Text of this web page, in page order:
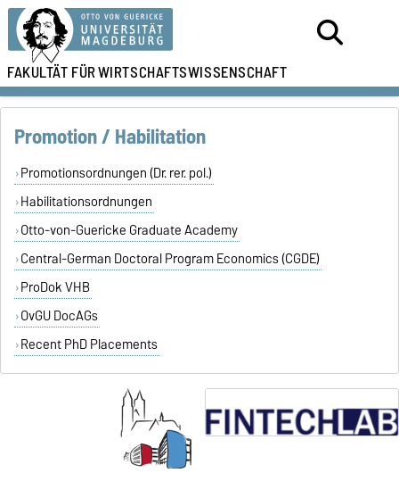
FAKULTÄT FÜRWIRTSCHAFTSWISSENSCHAFT
Promotion / Habilitation
Promotionsordnungen (Dr. rer. pol.)
Habilitationsordnungen
Otto-von-Guericke Graduate Academy
Central-German Doctoral Program Economics (CGDE)
ProDok VHB
OvGU DocAGs
Recent PhD Placements